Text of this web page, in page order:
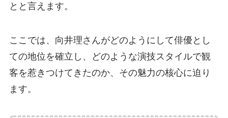
とと言えます。
ここでは、向井理さんがどのようにして俳優とし
ての地位を確立し、どのような演技スタイルで観
客を惹きつけてきたのか、その魅力の核心に迫り
ます。